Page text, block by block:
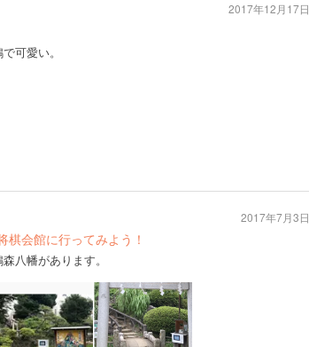
可愛い。
2017年12月17日
会館に行ってみよう！
八幡があります。
2017年7月3日